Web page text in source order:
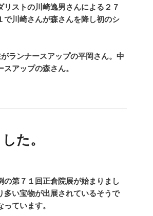
ストの川崎逸男さんによる２７
川崎さんが森さんを降し初のシ
ランナースアップの平岡さん。中
アップの森さん。
た。
第７１回正倉院展が始まりまし
い宝物が出展されているそうで
ています。